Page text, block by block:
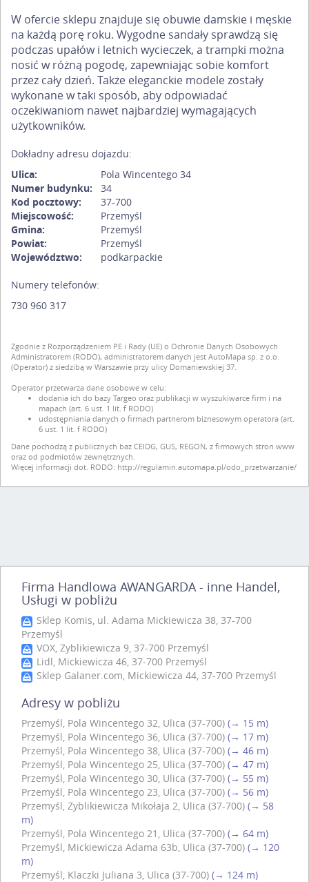
W ofercie sklepu znajduje się obuwie damskie i męskie
na każdą porę roku. Wygodne sandały sprawdzą się
podczas upałów i letnich wycieczek, a trampki można
nosić w różną pogodę, zapewniając sobie komfort
przez cały dzień. Także eleganckie modele zostały
wykonane w taki sposób, aby odpowiadać
oczekiwaniom nawet najbardziej wymagających
użytkowników.
Dokładny adresu dojazdu:
Ulica:
Pola Wincentego 34
Numer budynku:
34
Kod pocztowy:
37-700
Miejscowość:
Przemyśl
Gmina:
Przemyśl
Powiat:
Przemyśl
Województwo:
podkarpackie
Numery telefonów:
730 960 317
Zgodnie z Rozporządzeniem PE i Rady (UE) o Ochronie Danych Osobowych
Administratorem (RODO), administratorem danych jest AutoMapa sp. z o.o.
(Operator) z siedzibą w Warszawie przy ulicy Domaniewskiej 37.
Operator przetwarza dane osobowe w celu:
dodania ich do bazy Targeo oraz publikacji w wyszukiwarce firm i na
mapach (art. 6 ust. 1 lit. f RODO)
udostępniania danych o firmach partnerom biznesowym operatora (art.
6 ust. 1 lit. f RODO)
Dane pochodzą z publicznych baz CEIDG, GUS, REGON, z firmowych stron www
oraz od podmiotów zewnętrznych.
Więcej informacji dot. RODO: http://regulamin.automapa.pl/odo_przetwarzanie/
Firma Handlowa AWANGARDA - inne Handel,
Usługi w pobliżu
Sklep Komis, ul. Adama Mickiewicza 38, 37-700
Przemyśl
VOX, Zyblikiewicza 9, 37-700 Przemyśl
Lidl, Mickiewicza 46, 37-700 Przemyśl
Sklep Galaner.com, Mickiewicza 44, 37-700 Przemyśl
Adresy w pobliżu
Przemyśl, Pola Wincentego 32, Ulica (37-700) (→ 15 m)
Przemyśl, Pola Wincentego 36, Ulica (37-700) (→ 17 m)
Przemyśl, Pola Wincentego 38, Ulica (37-700) (→ 46 m)
Przemyśl, Pola Wincentego 25, Ulica (37-700) (→ 47 m)
Przemyśl, Pola Wincentego 30, Ulica (37-700) (→ 55 m)
Przemyśl, Pola Wincentego 23, Ulica (37-700) (→ 56 m)
Przemyśl, Zyblikiewicza Mikołaja 2, Ulica (37-700) (→ 58
m)
Przemyśl, Pola Wincentego 21, Ulica (37-700) (→ 64 m)
Przemyśl, Mickiewicza Adama 63b, Ulica (37-700) (→ 120
m)
Przemyśl, Klaczki Juliana 3, Ulica (37-700) (→ 124 m)